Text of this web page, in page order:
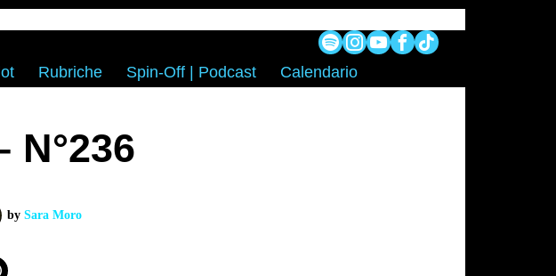
Rubriche Spin-Off | Podcast Calendario
N°236
by Sara Moro